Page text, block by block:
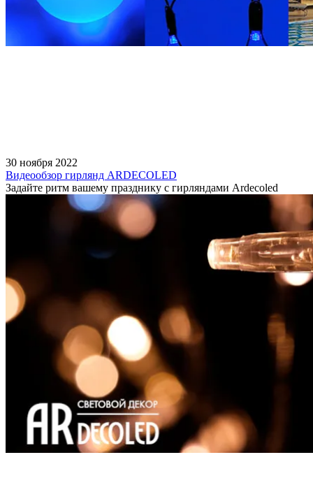
30 ноября 2022
Видеообзор гирлянд ARDECOLED
Задайте ритм вашему празднику с гирляндами Ardecoled